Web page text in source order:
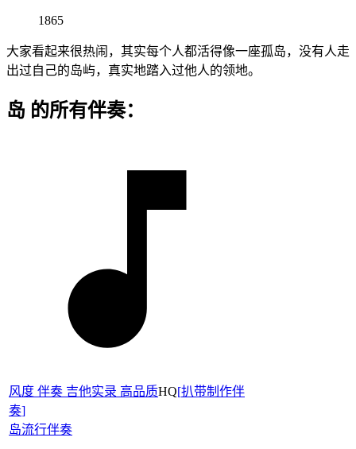
1865
大家看起来很热闹，其实每个人都活得像一座孤岛，没有人走
出过自己的岛屿，真实地踏入过他人的领地。
岛 的所有伴奏：
风度 伴奏 吉他实录 高品质HQ[扒带制作伴
奏]
岛流行伴奏